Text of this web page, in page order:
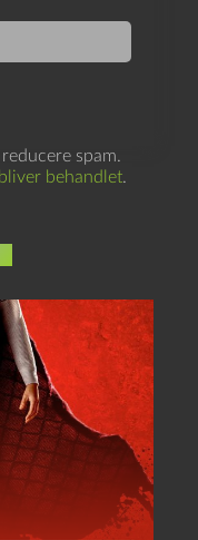
spam.
behandlet.